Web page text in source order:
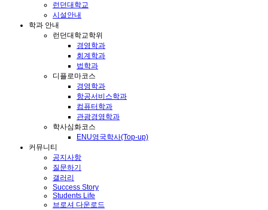
런던대학교
시설안내
학과 안내
런던대학교학위
경영학과
회계학과
법학과
디플로마코스
경영학과
항공서비스학과
컴퓨터학과
관광경영학과
학사심화코스
ENU영국학사(Top-up)
커뮤니티
공지사항
질문하기
갤러리
Success Story
Students Life
브로셔 다운로드